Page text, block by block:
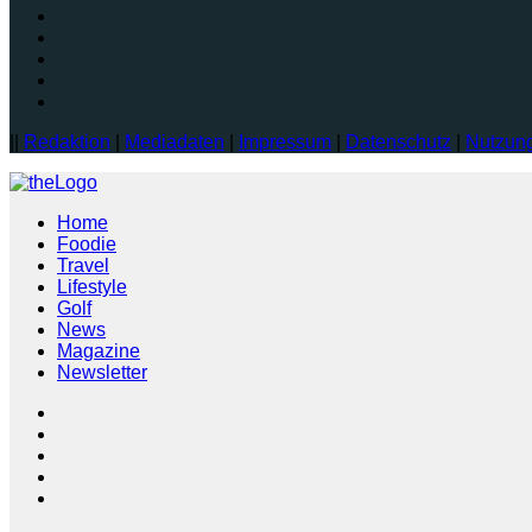
Redaktion Mediadaten Impressum Datenschutz
Home
Foodie
Travel
Lifestyle
Golf
News
Magazine
Newsletter